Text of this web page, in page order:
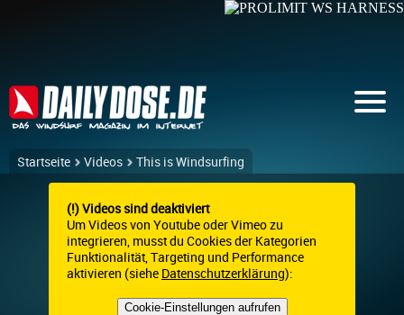
Startseite Videos This is Windsurfing
(!) Videos sind deaktiviert
Um Videos von Youtube oder Vimeo zu
integrieren, musst du Cookies der Kategorien
Funktionalität, Targeting und Performance
aktivieren (siehe Datenschutzerklärung):
Cookie-Einstellungen aufrufen